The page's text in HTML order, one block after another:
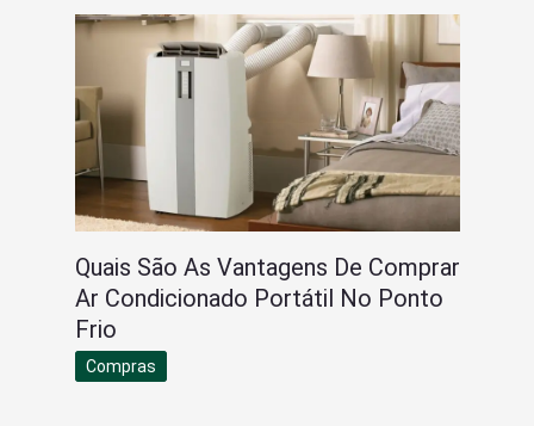
Quais São As Vantagens De Comprar
Ar Condicionado Portátil No Ponto
Frio
Compras